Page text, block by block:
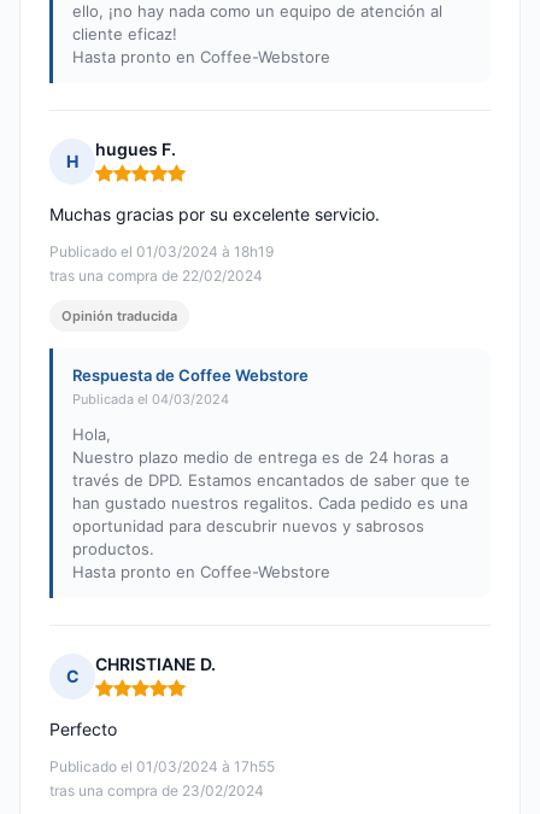
ello, ¡no hay nada como un equipo de atención al
cliente eficaz!
Hasta pronto en Coffee-Webstore
H
hugues F.
Nota: 5 de 5
Publicado el 01/03/2024 à 18h19
tras una compra de 22/02/2024
Muchas gracias por su excelente servicio.
Opinión traducida
Respuesta de Coffee Webstore
Publicada el 04/03/2024
Hola,
Nuestro plazo medio de entrega es de 24 horas a
través de DPD. Estamos encantados de saber que te
han gustado nuestros regalitos. Cada pedido es una
oportunidad para descubrir nuevos y sabrosos
productos.
Hasta pronto en Coffee-Webstore
C
CHRISTIANE D.
Nota: 5 de 5
Publicado el 01/03/2024 à 17h55
tras una compra de 23/02/2024
Perfecto